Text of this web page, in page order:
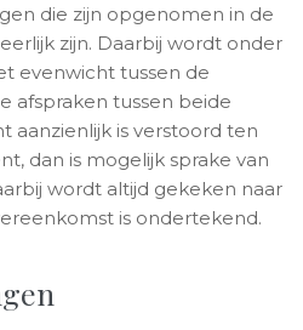
die zijn opgenomen in de
zijn. Daarbij wordt onder
evenwicht tussen de
afspraken tussen beide
aanzienlijk is verstoord ten
dan is mogelijk sprake van
wordt altijd gekeken naar
is ondertekend.